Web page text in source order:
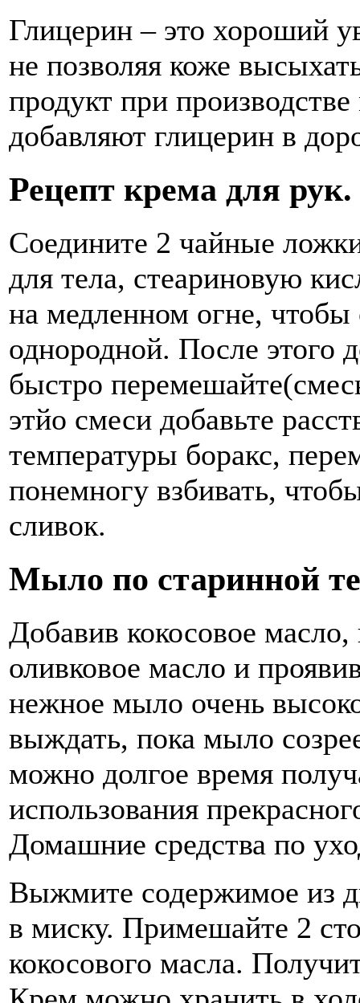
Глицерин – это хороший
не позволяя коже
продукт при
добавляют глицерин в
Рецепт крема для рук.
Соедините 2 чайные
для тела, стеариновую
на медленном огне, чтобы
однородной. После этого
быстро
этйо смеси добавьте
температуры боракс,
понемногу взбивать,
сливок.
Мыло по старинной
Добавив кокосовое
оливковое масло и
нежное мыло очень
выждать, пока мыло
можно долгое время
использования
Домашние средства по
Выжмите содержимое из
в миску. Примешайте 2
кокосового масла.